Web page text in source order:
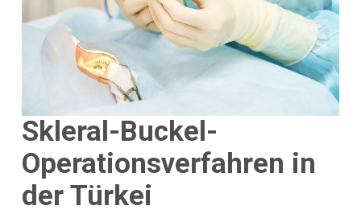
Skleral-Buckel-
Operationsverfahren in
der Türkei